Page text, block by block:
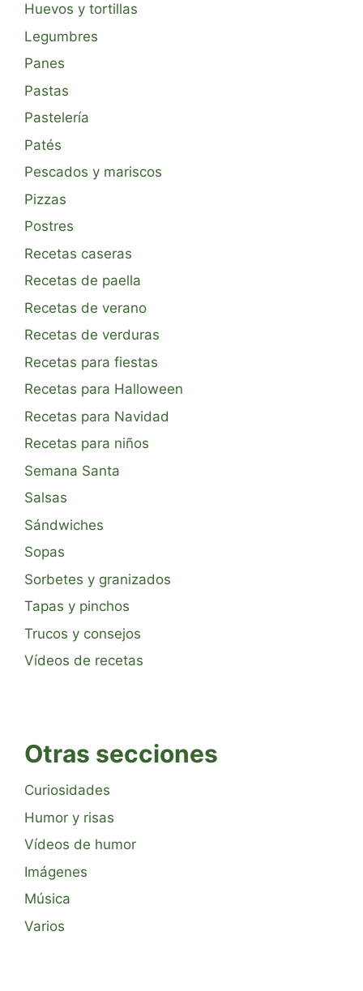
Huevos y tortillas
Legumbres
Panes
Pastas
Pastelería
Patés
Pescados y mariscos
Pizzas
Postres
Recetas caseras
Recetas de paella
Recetas de verano
Recetas de verduras
Recetas para fiestas
Recetas para Halloween
Recetas para Navidad
Recetas para niños
Semana Santa
Salsas
Sándwiches
Sopas
Sorbetes y granizados
Tapas y pinchos
Trucos y consejos
Vídeos de recetas
Otras secciones
Curiosidades
Humor y risas
Vídeos de humor
Imágenes
Música
Varios